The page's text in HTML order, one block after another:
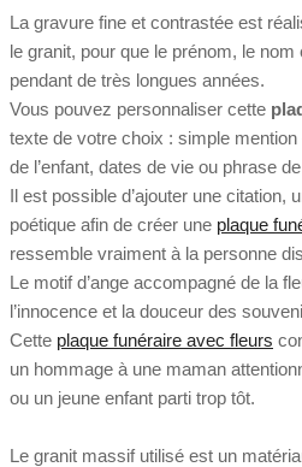
La gravure fine et contrastée est
le granit, pour que le prénom, le
pendant de très longues années.
Vous pouvez personnaliser cette
texte de votre choix : simple
de l’enfant, dates de vie ou phrase
Il est possible d’ajouter une citation,
poétique afin de créer une plaque
ressemble vraiment à la personne
Le motif d’ange accompagné de la
l’innocence et la douceur des
Cette plaque funéraire avec fleurs
un hommage à une maman
ou un jeune enfant parti trop tôt.
Le granit massif utilisé est un